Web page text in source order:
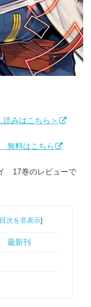
みはこちら＞
無料はこちら
17巻のレビューで
次を非表示]
最新刊